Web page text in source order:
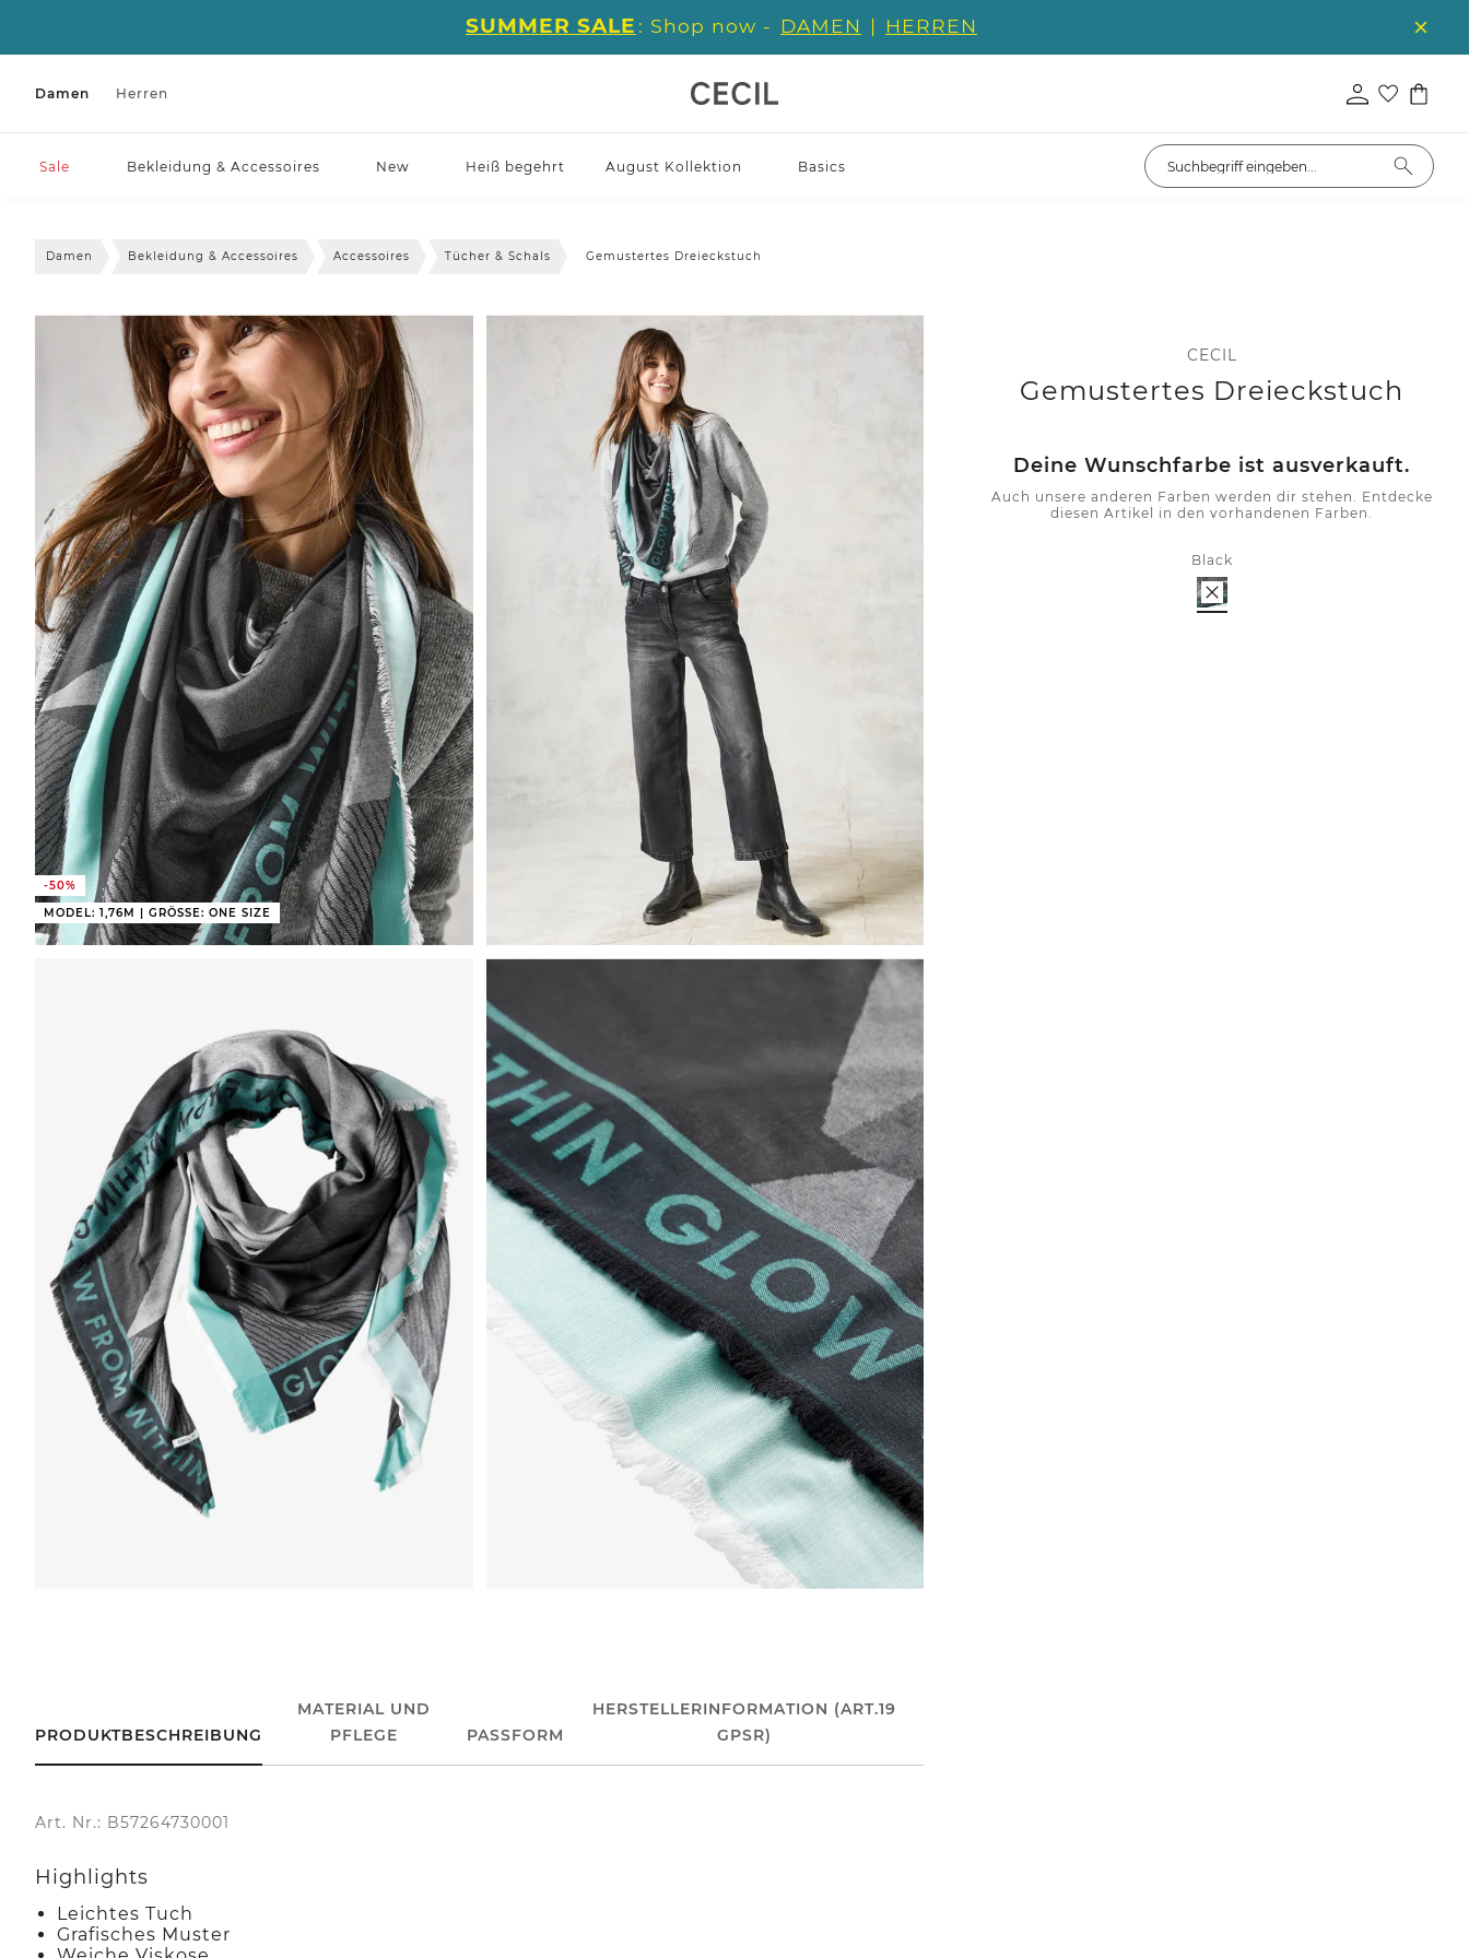
SUMMER SALE : Shop now - DAMEN | HERREN
Damen Herren
Sale Bekleidung & Accessoires New Heiß begehrt August Kollektion Basics
Damen Bekleidung & Accessoires Accessoires Tücher & Schals Gemustertes Dreieckstuch
-50%
MODEL: 1,76M | GRÖSSE: ONE SIZE
CECIL
Gemustertes Dreieckstuch
Deine Wunschfarbe ist ausverkauft.
Auch unsere anderen Farben werden dir stehen. Entdecke
diesen Artikel in den vorhandenen Farben.
Black
PRODUKTBESCHREIBUNG
MATERIAL UND
PFLEGE
PASSFORM
HERSTELLERINFORMATION (ART.19
GPSR)
Art. Nr.: B57264730001
Highlights
Leichtes Tuch
Grafisches Muster